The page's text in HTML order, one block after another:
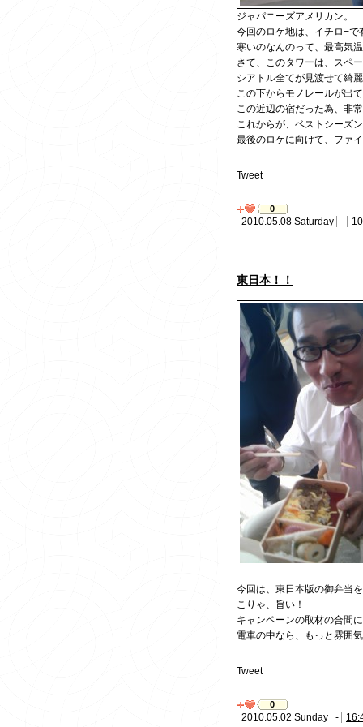
ジャパニーズアメリカン。
今回のロケ地は、イチロ−で
寒いのなんのって、最高気
さて、このタワーは、スペ
シアトル全てが見渡せて綺
この下からモノレールが出
この近辺の宿だった為、非
これからが、ベストシーズ
最後のロケに向けて、ファ
Tweet
0
2010.05.08 Saturday -
東日本！！
今回は、東日本版の御弁当
こりゃ、旨い！
キャンペーンの取材の合間
電車の中なら、もっと雰囲
Tweet
0
2010.05.02 Sunday -